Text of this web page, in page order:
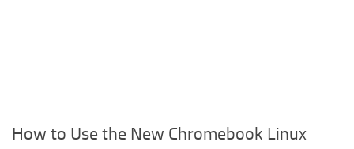
How to Use the New Chromebook Linux